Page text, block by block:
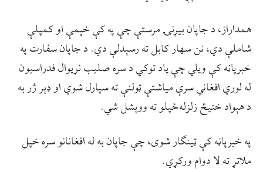
همداراز، د جاپان بیړنۍ مرستې چې په کې خېمې او کمپلې
شاملې دي، نن سهار کابل ته رسېدلې دي. د جاپان سفارت په
خبرپاڼه کې ویلي چې یاد توکي د سره صليب نړيوال فدراسیون
له لوري افغاني سرې مياشتې ټولنې ته سپارل شوي او ډېر ژر به
د هېواد ختیځ زلزله‌ځپلو ته ووېشل شي.
په خبرپاڼه کې ټینګار شوی، چې جاپان به له افغانانو سره خپل
ملاتړ ته لا دوام ورکړي.